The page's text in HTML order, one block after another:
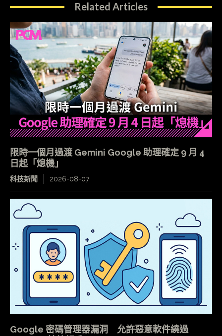
Related Articles
限時一個月過渡 Gemini Google 助理確定 9 月 4
日起「熄機」
科技新聞 2026-08-07
Google 密碼管理器漏洞 允許惡意軟件繞過